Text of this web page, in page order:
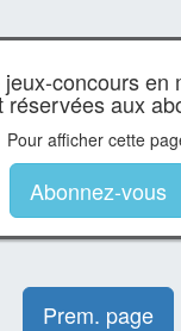
concours en
réservées aux
Pour afficher cette
Abonnez-vous
Prem. page